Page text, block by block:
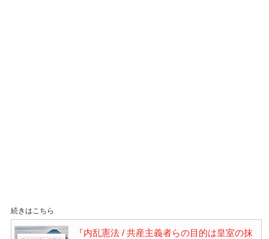
続きはこちら
『内乱憲法 / 共産主義者らの目的は皇室の抹